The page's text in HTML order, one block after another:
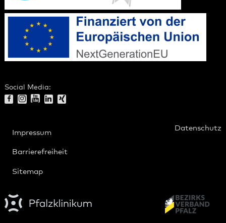
Social Media:
Impressum
Datenschutz
Barrierefreiheit
Sitemap